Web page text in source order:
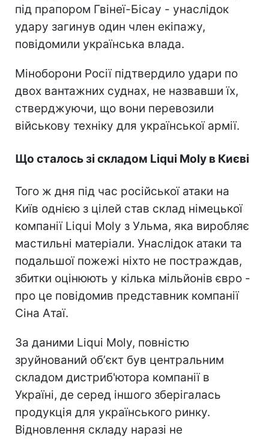
під прапором Гвінеї-Бісау - унаслідок
удару загинув один член екіпажу,
повідомили українська влада.
Міноборони Росії підтвердило удари по
двох вантажних суднах, не назвавши їх,
стверджуючи, що вони перевозили
військову техніку для української армії.
Що сталось зі складом Liqui Moly в Києві
Того ж дня під час російської атаки на
Київ однією з цілей став склад німецької
компанії Liqui Moly з Ульма, яка виробляє
мастильні матеріали. Унаслідок атаки та
подальшої пожежі ніхто не постраждав,
збитки оцінюють у кілька мільйонів євро -
про це повідомив представник компанії
Сіна Атаї.
За даними Liqui Moly, повністю
зруйнований обʼєкт був центральним
складом дистриб'ютора компанії в
Україні, де серед іншого зберігалась
продукція для українського ринку.
Відновлення складу наразі не